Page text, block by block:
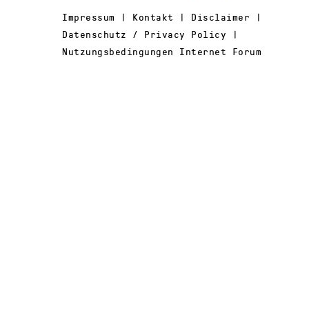
Impressum | Kontakt | Disclaimer |
Datenschutz / Privacy Policy |
Nutzungsbedingungen Internet Forum